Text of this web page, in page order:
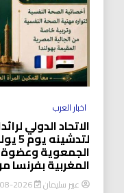
اخبار العرب
الاتحاد الدولي
الجمعوية وعضوة
المغربية بفرنسا
عبير سليمان 2026-08-03